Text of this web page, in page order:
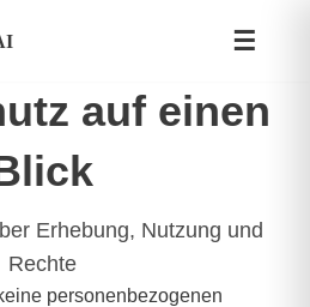
☰
auf einen
Erhebung, Nutzung und
Rechte
personenbezogenen